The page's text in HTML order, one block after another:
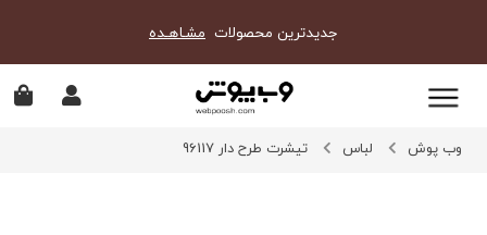
جدیدترین محصولات مشـاهـده
وب پوش لباس تیشرت طرح دار 96117